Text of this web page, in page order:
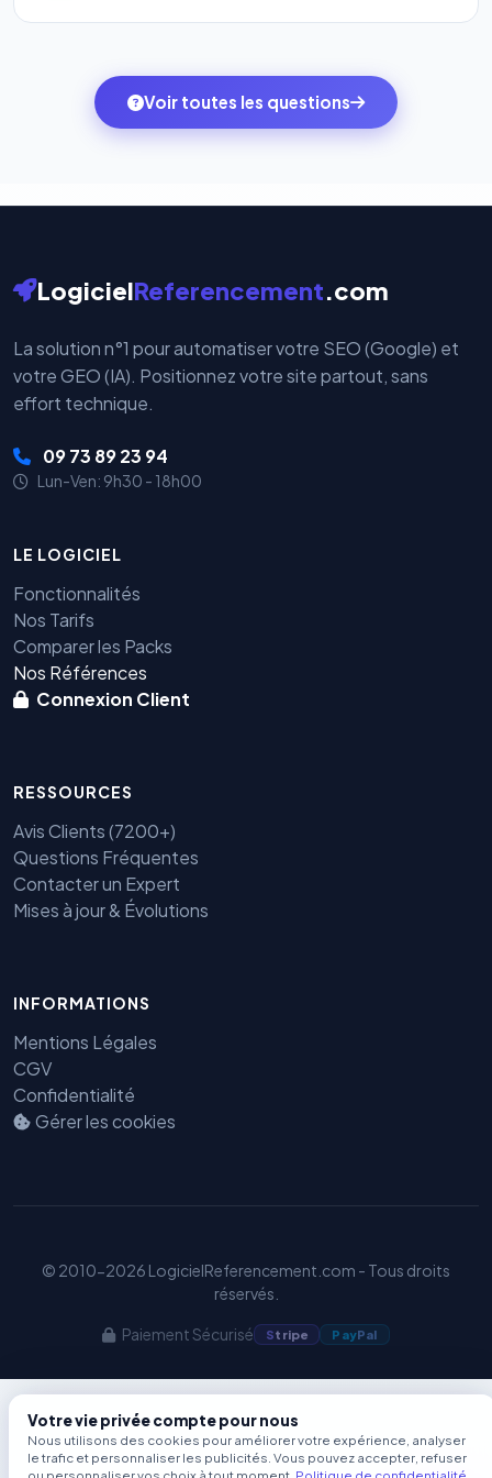
l'onglet« Migrer votre pack »pour basculer en
ambitions du moment — sans perdre vos données ni
votre historique.
monde. Vos données bancaires ne transitent jamais
par nos serveurs — elles sont gérées directement et
Voir toutes les questions
LogicielReferencement.com
La solution n°1 pour automatiser votre SEO (Google) et
votre GEO (IA). Positionnez votre site partout, sans
effort technique.
09 73 89 23 94
Lun-Ven: 9h30 - 18h00
LE LOGICIEL
Fonctionnalités
Nos Tarifs
Comparer les Packs
Nos Références
Connexion Client
RESSOURCES
Avis Clients (7200+)
Questions Fréquentes
Contacter un Expert
Mises à jour & Évolutions
INFORMATIONS
Mentions Légales
CGV
Confidentialité
Gérer les cookies
© 2010-2026 LogicielReferencement.com - Tous droits
réservés.
Paiement Sécurisé Stripe PayPal
Votre vie privée compte pour nous
Nous utilisons des cookies pour améliorer votre expérience, analyser
le trafic et personnaliser les publicités. Vous pouvez accepter, refuser